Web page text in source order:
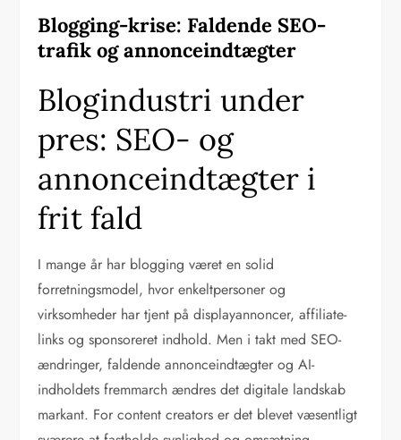
Blogging-krise: Faldende SEO-
trafik og annonceindtægter
Blogindustri under
pres: SEO- og
annonceindtægter i
frit fald
I mange år har blogging været en solid
forretningsmodel, hvor enkeltpersoner og
virksomheder har tjent på displayannoncer, affiliate-
links og sponsoreret indhold. Men i takt med SEO-
ændringer, faldende annonceindtægter og AI-
indholdets fremmarch ændres det digitale landskab
markant. For content creators er det blevet væsentligt